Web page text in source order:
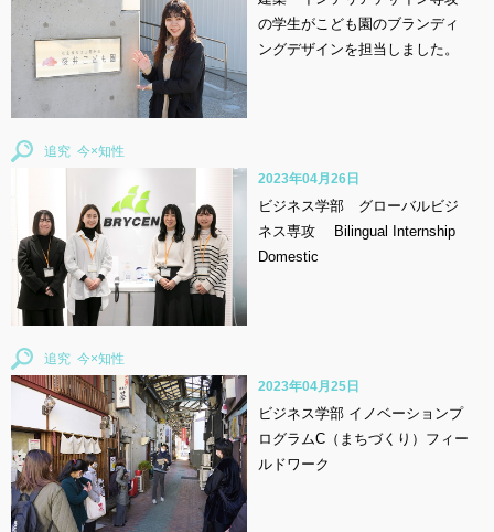
の学生がこども園のブランディ
ングデザインを担当しました。
追究
ビジネス学部 グローバルビジ
ネス専攻 Bilingual Internship
Domestic
2023年04月26日
追究
ビジネス学部 イノベーションプ
ログラムC（まちづくり）フィー
ルドワーク
2023年04月25日